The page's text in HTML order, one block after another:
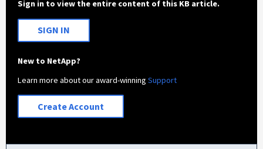
Sign in to view the entire content of this KB article.
SIGN IN
New to NetApp?
Learn more about our award-winningSupport
Create Account